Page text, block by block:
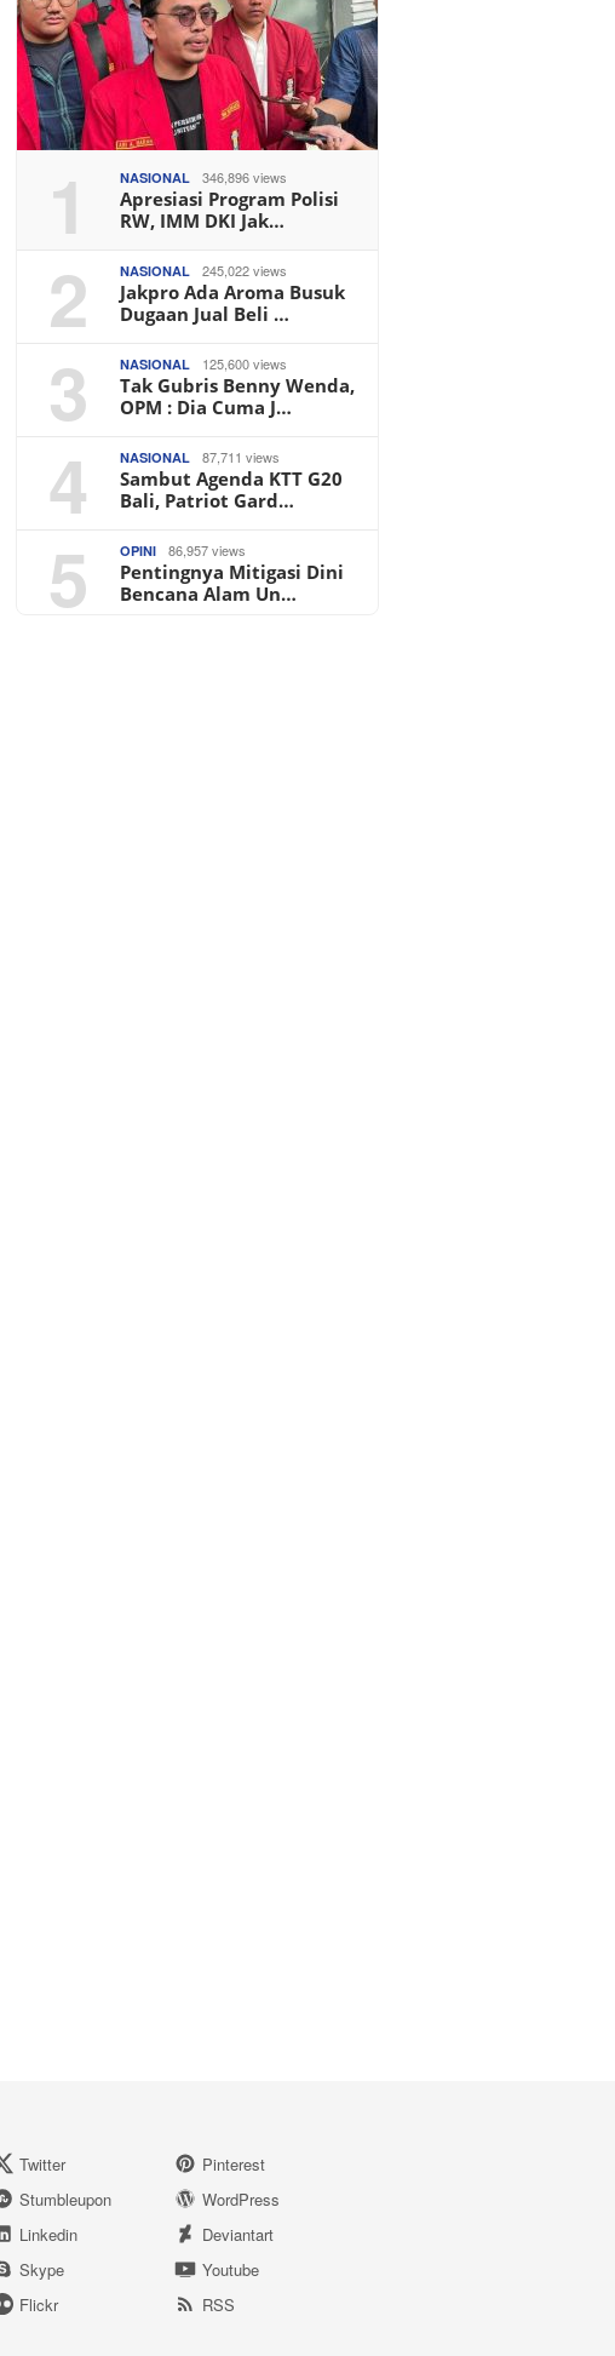
1 NASIONAL 346,896 views
Apresiasi Program Polisi
RW, IMM DKI Jak…
2 NASIONAL 245,022 views
Jakpro Ada Aroma Busuk
Dugaan Jual Beli …
3 NASIONAL 125,600 views
Tak Gubris Benny Wenda,
OPM : Dia Cuma J…
4 NASIONAL 87,711 views
Sambut Agenda KTT G20
Bali, Patriot Gard…
5 OPINI 86,957 views
Pentingnya Mitigasi Dini
Bencana Alam Un…
Twitter
Pinterest
Stumbleupon
WordPress
Linkedin
Deviantart
Skype
Youtube
Flickr RSS